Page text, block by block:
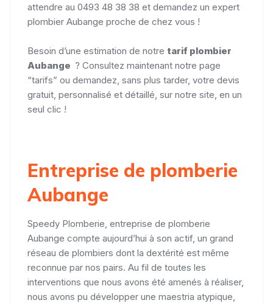
attendre au 0493 48 38 38 et demandez un expert
plombier Aubange proche de chez vous !
Besoin d’une estimation de notre tarif plombier
Aubange ? Consultez maintenant notre page
“tarifs” ou demandez, sans plus tarder, votre devis
gratuit, personnalisé et détaillé, sur notre site, en un
seul clic !
Entreprise de plomberie
Aubange
Speedy Plomberie, entreprise de plomberie
Aubange compte aujourd’hui à son actif, un grand
réseau de plombiers dont la dextérité est même
reconnue par nos pairs. Au fil de toutes les
interventions que nous avons été amenés à réaliser,
nous avons pu développer une maestria atypique,